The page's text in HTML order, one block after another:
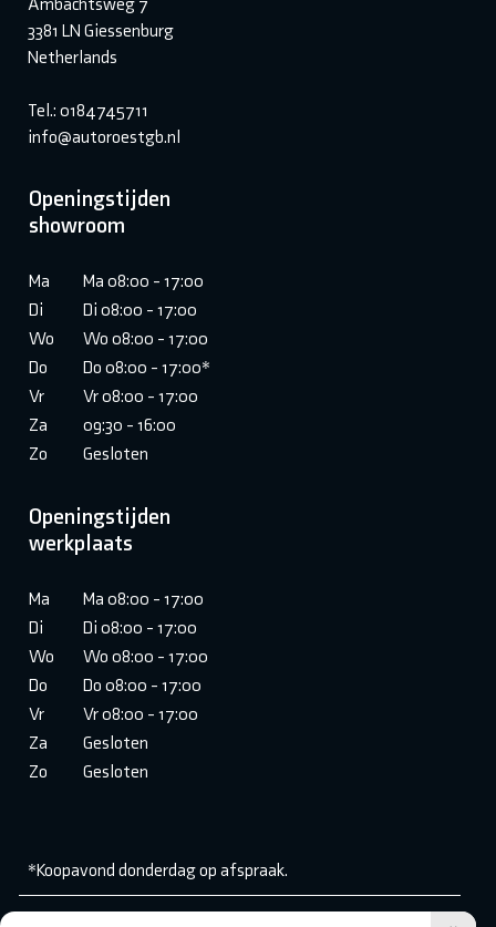
3381 LN Giessenburg
Netherlands
Tel.: 0184745711
info@autoroestgb.nl
Openingstijden
showroom
Ma
Ma 08:00 - 17:00
Di
Di 08:00 - 17:00
Wo
Wo 08:00 - 17:00
Do
Do 08:00 - 17:00*
Vr
Vr 08:00 - 17:00
Za
09:30 - 16:00
Zo
Gesloten
Openingstijden
werkplaats
Ma
Ma 08:00 - 17:00
Di
Di 08:00 - 17:00
Wo
Wo 08:00 - 17:00
Do
Do 08:00 - 17:00
Vr
Vr 08:00 - 17:00
Za
Gesloten
Zo
Gesloten
*Koopavond donderdag op afspraak.